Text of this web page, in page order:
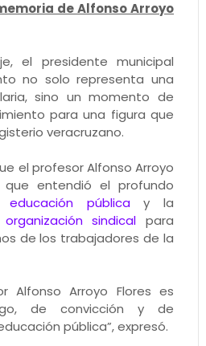
de Alfonso Arroyo
el presidente municipal
no solo representa una
sino un momento de
para una figura que
veracruzano.
el profesor Alfonso Arroyo
entendió el profundo
educación públicay la
organización sindical para
de los trabajadores de la
Alfonso Arroyo Flores es
de convicción y de
pública”, expresó.